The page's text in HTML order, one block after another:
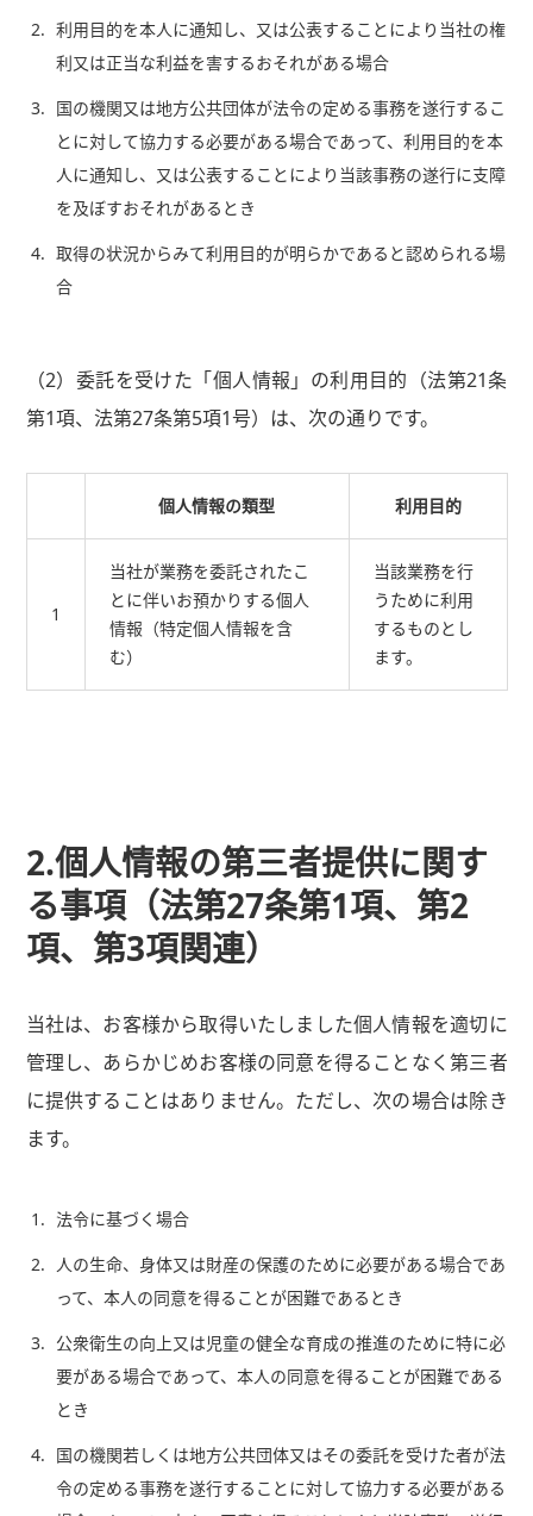
2. 利用目的を本人に通知し、又は公表することにより当社の権
利又は正当な利益を害するおそれがある場合
3. 国の機関又は地方公共団体が法令の定める事務を遂行するこ
とに対して協力する必要がある場合であって、利用目的を本
人に通知し、又は公表することにより当該事務の遂行に支障
を及ぼすおそれがあるとき
4. 取得の状況からみて利用目的が明らかであると認められる場
合
（2）委託を受けた「個人情報」の利用目的（法第21条
第1項、法第27条第5項1号）は、次の通りです。
個人情報の類型 利用目的
1
当社が業務を委託されたこ
とに伴いお預かりする個人
情報（特定個人情報を含
む）
当該業務を行
うために利用
するものとし
ます。
2.個人情報の第三者提供に関す
る事項（法第27条第1項、第2
項、第3項関連）
当社は、お客様から取得いたしました個人情報を適切に
管理し、あらかじめお客様の同意を得ることなく第三者
に提供することはありません。ただし、次の場合は除き
ます。
1. 法令に基づく場合
2. 人の生命、身体又は財産の保護のために必要がある場合であ
って、本人の同意を得ることが困難であるとき
3. 公衆衛生の向上又は児童の健全な育成の推進のために特に必
要がある場合であって、本人の同意を得ることが困難である
とき
4. 国の機関若しくは地方公共団体又はその委託を受けた者が法
令の定める事務を遂行することに対して協力する必要がある